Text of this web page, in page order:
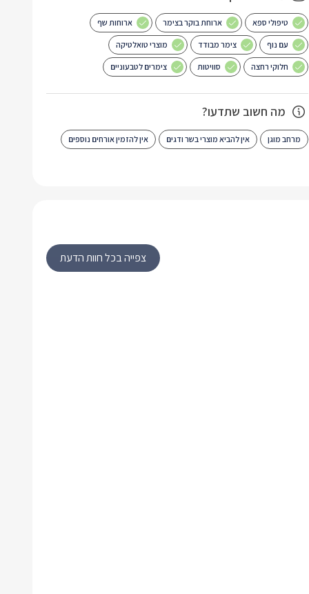
טיפולי ספא ארוחת בוקר בצימר ארוחות שף
עם נוף צימר מבודד מוצרי טואלטיקה
חלוקי רחצה סוויטות צימרים לטבעוניים
מה חשוב שתדעו?
מרחב מוגן אין להביא מוצרי בשר ודגים אין להזמין אורחים נוספים
צפייה בכל חוות הדעת